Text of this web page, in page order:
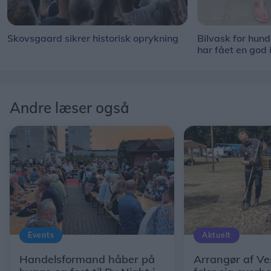
Skovsgaard sikrer historisk oprykning
Bilvask for
har fået en god
Andre læser også
Events
Handelsformand håber på
Aktuelt
Arrangør af